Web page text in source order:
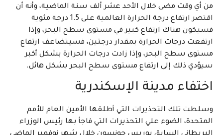
من أي وقت مضى خلال الأحد عشر ألف سنة الماضية، وأنه أن
اقتصر ارتفاع درجة الحرارة العالمية على 1.5 درجة مئوية
فسيكون هناك ارتفاع كبير في مستوى سطح البحر، وإذا
ارتفعت درجات الحرارة بمقدار درجتين، فسيتضاعف ارتفاع
مستوى سطح البحر، وإذا زادت درجات الحرارة بشكل أكبر
سيؤدي ذلك إلى ارتفاع مستوى سطح البحر بشكل هائل.
اختفاء مدينة الإسكندرية
وسلطت تلك التحذيرات التي أطلقها الأمين العام للأمم
المتحدة، الضوء علي التحذيرات التي فاجأ بها رئيس الوزراء